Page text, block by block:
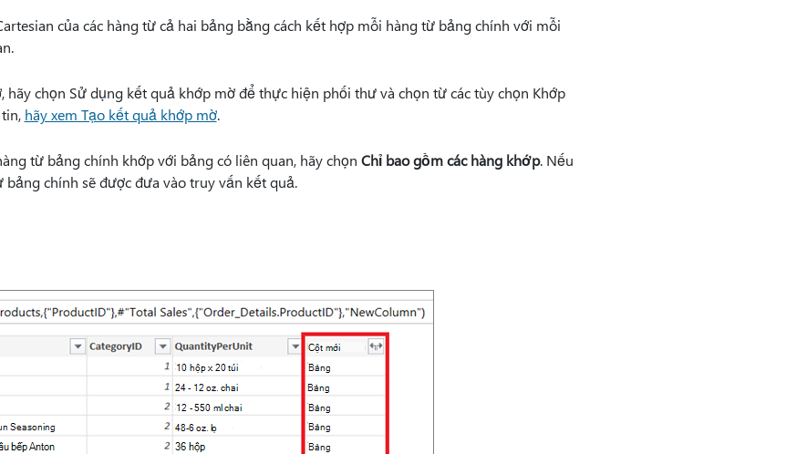
của các hàng từ cả hai bảng bằng cách kết hợp mỗi hàng từ bảng chính với mỗi
hãy chọn Sử dụng kếtquả khớp mờ để thực hiện phối thư và chọn từ các tùy chọn Khớp
hãy xem Tạo kết quả khớp mờ.
từ bảng chính khớp với bảng có liên quan, hãy chọn Chỉ bao gồm các hàng khớp. Nếu
bảng chính sẽ được đưa vào truy vấn kết quả.